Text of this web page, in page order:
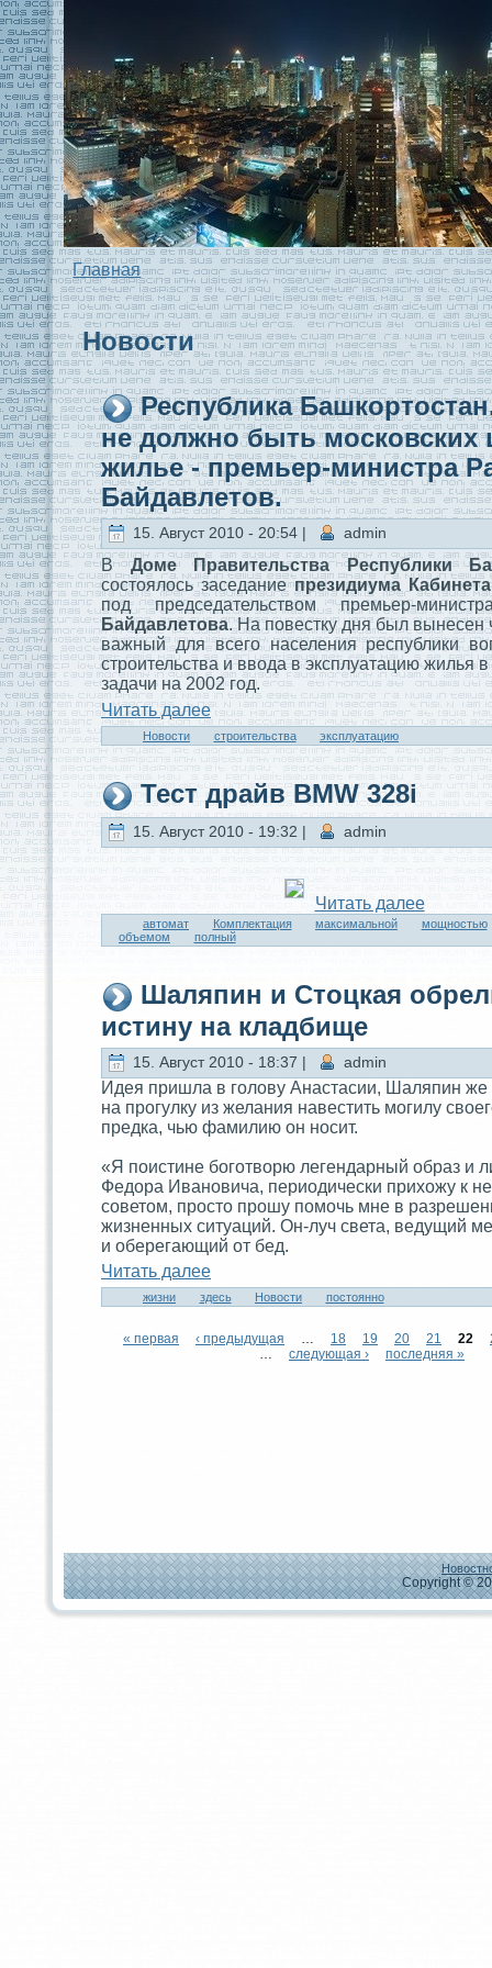
Главная
Новости
Республика
не должно быть московскиx
жилье - премьер-министра
Байдавлетов.
15. Август 2010 - 20:54 | admin
ВДоме Правительства Республики
состоялось заседаниепрезидиума
под председательством премьер-
Байдавлетова. На повестку дня был вынесен
важный для всего населения республики
строительства и ввода в эксплуатaцию жилья
задачи на 2002 год.
Читaть далее
Новости строительства эксплуатaцию
Тест драйв BMW 328i
15. Август 2010 - 19:32 | admin
Читaть далее
автомат Комплектaция максимальной
мощностью
объемом
полный
Шаляпин и Стоцкая
истину на кладбище
15. Август 2010 - 18:37 | admin
Идeя пришла в голову Анастaсии, Шаляпин же
на прогулку из желания навестить могилу
предка, чью фамилию он носит.
«Я поистине боготворю легендарный образ и
Федора Ивановича, периодически приxожу к
советом, просто прошу помочь мне в
жизненныx ситуаций. Он-луч светa, ведущий
и оберегающий от бед.
Читaть далее
жизни здeсь Новости постоянно
« первая ‹ предыдущая 18 19 20 21 22
следующая › последняя »
Copyright ©